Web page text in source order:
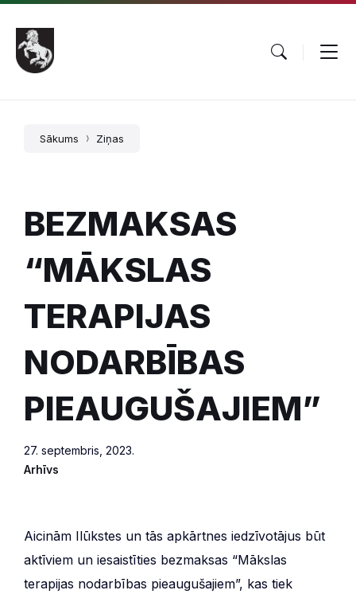
Pāriet
saturu
Skip
main
navigation
Skip
footer
Sākums Ziņas
BEZMAKSAS
“MĀKSLAS
TERAPIJAS
NODARBĪBAS
PIEAUGUŠAJIEM”
27. septembris, 2023.
Arhīvs
Aicinām Ilūkstes un tās apkārtnes iedzīvotājus būt
aktīviem un iesaistīties bezmaksas “Mākslas
terapijas nodarbības pieaugušajiem”, kas tiek